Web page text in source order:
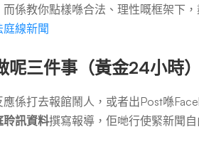
係教你點樣喺合法、理性嘅框架下
庭線新聞
三件事（黃金24小時）
係打去報館鬧人，或者出Post喺
聆訊資料撰寫報導，佢哋行使緊新聞